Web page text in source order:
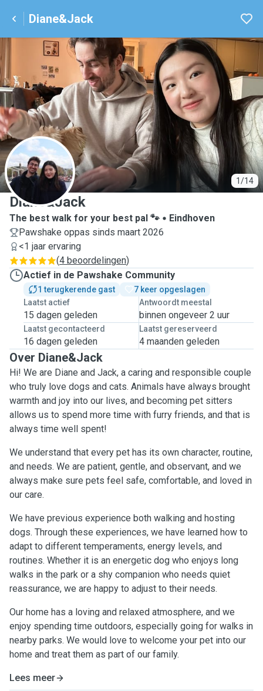
Diane&Jack
1/14
D
Diane&Jack
The best walk for your best pal 🐾
Eindhoven
Pawshake oppas sinds maart 2026
<1 jaar ervaring
(4 beoordelingen)
Actief in de Pawshake Community
1 terugkerende gast
7 keer opgeslagen
Laatst actief
15 dagen geleden
Antwoordt meestal
binnen ongeveer 2 uur
Laatst gecontacteerd
16 dagen geleden
Laatst gereserveerd
4 maanden geleden
Over Diane&Jack
Hi! We are Diane and Jack, a caring and responsible couple
who truly love dogs and cats. Animals have always brought
warmth and joy into our lives, and becoming pet sitters
allows us to spend more time with furry friends, and that is
always time well spent!
We understand that every pet has its own character, routine,
and needs. We are patient, gentle, and observant, and we
always make sure pets feel safe, comfortable, and loved in
our care.
We have previous experience both walking and hosting
dogs. Through these experiences, we have learned how to
adapt to different temperaments, energy levels, and
routines. Whether it is an energetic dog who enjoys long
walks in the park or a shy companion who needs quiet
reassurance, we are happy to adjust to their needs.
Our home has a loving and relaxed atmosphere, and we
enjoy spending time outdoors, especially going for walks in
nearby parks. We would love to welcome your pet into our
home and treat them as part of our family.
Lees meer